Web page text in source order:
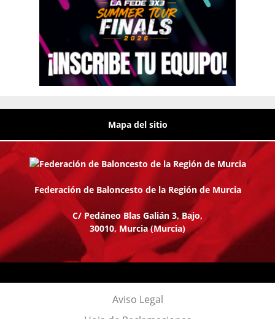
Mapa del sitio
Federación de Baloncesto de la Región de Murcia
C/ Pedáneo Blas Galián 3, Bajo,
30010, Murcia (Murcia)
Aviso Legal